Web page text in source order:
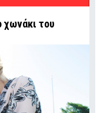
χωνάκι του